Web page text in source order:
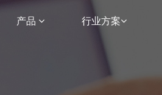
产品 行业方案